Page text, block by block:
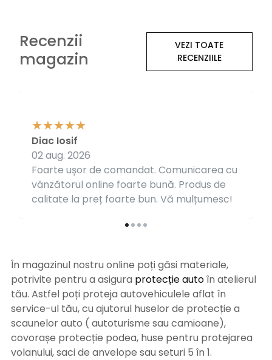
Recenzii
magazin
VEZI TOATE
RECENZIILE
Foarte ușor de comandat. Comunicarea cu
vânzătorul online foarte bună. Produs de
calitate la preț foarte bun. Vă mulțumesc!
Diac Iosif
02 aug. 2026
În magazinul nostru online poți găsi materiale,
potrivite pentru a asigura protecție autoîn atelierul
tău. Astfel poți proteja autovehiculele aflat în
service-ul tău, cu ajutorul huselor de protecție a
scaunelor auto ( autoturisme sau camioane),
covorașe protecție podea, huse pentru protejarea
volanului, saci de anvelope sau seturi 5 în 1.